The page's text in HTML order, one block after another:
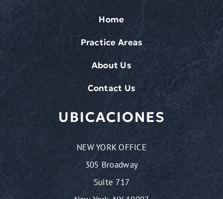
Home
Practice Areas
About Us
Contact Us
UBICACIONES
NEW YORK OFFICE
305 Broadway
Suite 717